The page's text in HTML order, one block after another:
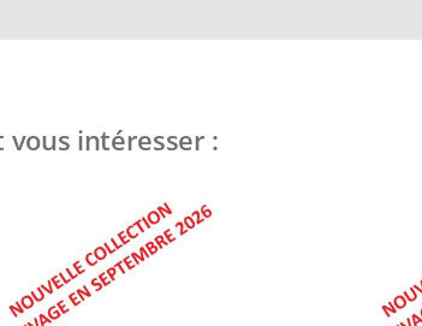
intéresser :